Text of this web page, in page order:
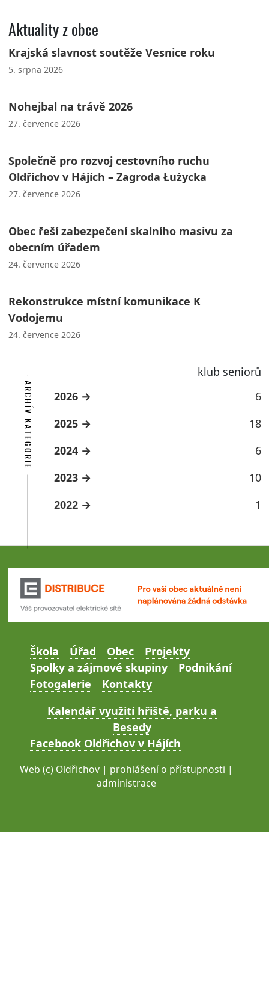
Aktuality z obce
Krajská slavnost soutěže Vesnice roku
5. srpna 2026
Nohejbal na trávě 2026
27. července 2026
Společně pro rozvoj cestovního ruchu
Oldřichov v Hájích – Zagroda Łużycka
27. července 2026
Obec řeší zabezpečení skalního masivu za
obecním úřadem
24. července 2026
Rekonstrukce místní komunikace K
Vodojemu
24. července 2026
klub seniorů
ARCHÍV KATEGORIE 2026
6
2025
18
2024
6
2023
10
2022
1
Škola Úřad Obec
Projekty
Spolky a zájmové skupiny
Podnikání
Fotogalerie
Kontakty
Kalendář využití hřiště, parku a
Besedy
Facebook Oldřichov v Hájích
Web (c) Oldřichov | prohlášení o přístupnosti |
administrace